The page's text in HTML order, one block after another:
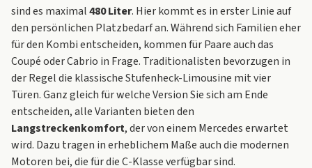
sind es maximal480 Liter. Hier kommt es in erster Linie auf
den persönlichen Platzbedarf an. Während sich Familien eher
für den Kombi entscheiden, kommen für Paare auch das
Coupé oder Cabrio in Frage. Traditionalisten bevorzugen in
der Regel die klassische Stufenheck-Limousine mit vier
Türen. Ganz gleich für welche Version Sie sich am Ende
entscheiden, alle Varianten bieten den
Langstreckenkomfort, der von einem Mercedes erwartet
wird. Dazu tragen in erheblichem Maße auch die modernen
Motoren bei, die für die C-Klasse verfügbar sind.